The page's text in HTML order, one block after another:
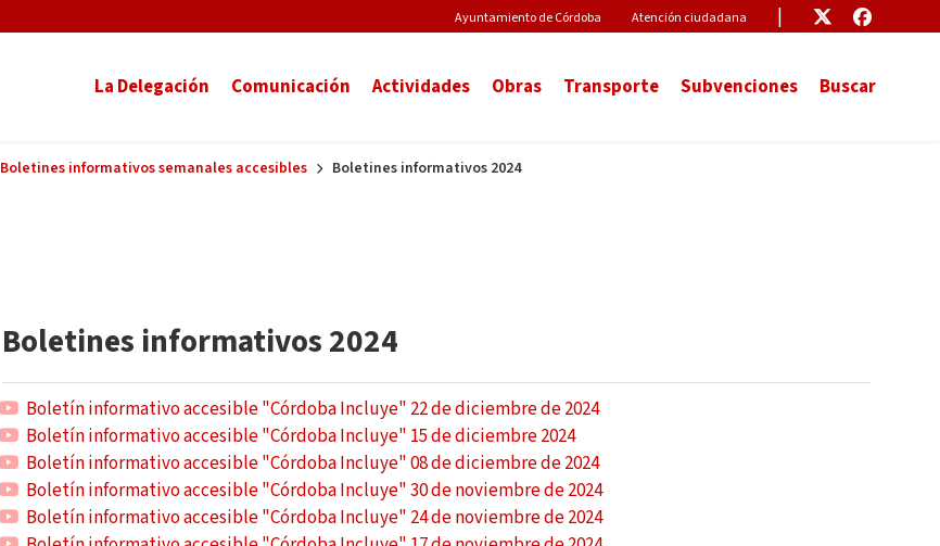
Pre-Header Microsite
Ayuntamiento de Córdoba Atención ciudadana EnlaceEnlace
La Delegación Comunicación Actividades Obras Transporte Subvenciones Buscar
Boletines informativos semanales accesibles Boletines informativos 2024
Boletines informativos 2024
Boletín informativo accesible "Córdoba Incluye" 22 de diciembre de 2024
Boletín informativo accesible "Córdoba Incluye" 15 de diciembre 2024
Boletín informativo accesible "Córdoba Incluye" 08 de diciembre de 2024
Boletín informativo accesible "Córdoba Incluye" 30 de noviembre de 2024
Boletín informativo accesible "Córdoba Incluye" 24 de noviembre de 2024